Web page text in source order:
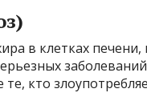
в клетках
кто